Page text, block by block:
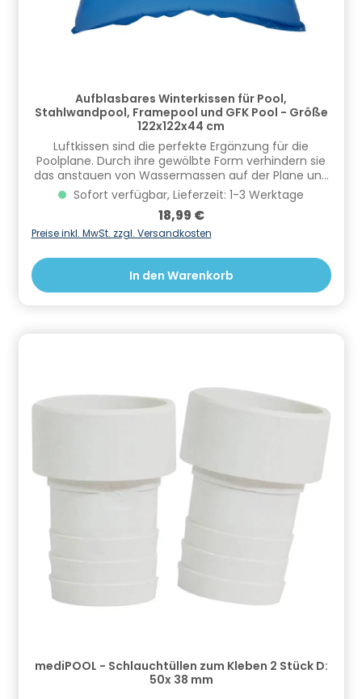
Aufblasbares Winterkissen für Pool,
Stahlwandpool, Framepool und GFK Pool - Größe
122x122x44 cm
​Luftkissen sind die perfekte Ergänzung für die
Poolplane. Durch ihre gewölbte Form verhindern sie
das anstauen von Wassermassen auf der Plane und
minimieren so die Risiken im Winter. Wasser,
Schmutz und Schnee laufen einfach ab.Des
weiteren stellt man durch den Einsatz der Luftkissen
sicher, dass die Plane in Wintermonaten nicht an das
mehrere Kissen kombiniert werden. Durch Ösen in
den Ecken lassen sich die Luftkissen einfach
verbinden und fixieren.Technische Daten:Maße: 122 x
Sofort verfügbar, Lieferzeit: 1-3 Werktage
Regulärer Preis:
18,99 €
Preise inkl. MwSt. zzgl. Versandkosten
In den Warenkorb
mediPOOL - Schlauchtüllen zum Kleben 2 Stück D:
50x 38 mm